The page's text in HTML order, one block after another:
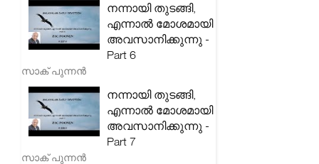
നന്നായി തുടങ്ങി,
എന്നാൽ മോശമായി
അവസാനിക്കുന്നു -
Part 6
സാക് പുന്നൻ
നന്നായി തുടങ്ങി,
എന്നാൽ മോശമായി
അവസാനിക്കുന്നു -
Part 7
സാക് പുന്നൻ